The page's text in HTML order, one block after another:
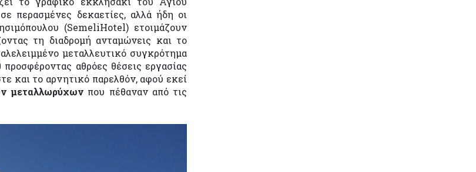
περασμένες δεκαετίες, αλλά ήδη οι
(SemeliHotel) ετοιμάζουν
τη διαδρομή ανταμώνεις και το
μεταλλευτικό συγκρότημα
αθρόες θέσεις εργασίας
και το αρνητικό παρελθόν, αφού εκεί
μεταλλωρύχων που πέθαναν από τις